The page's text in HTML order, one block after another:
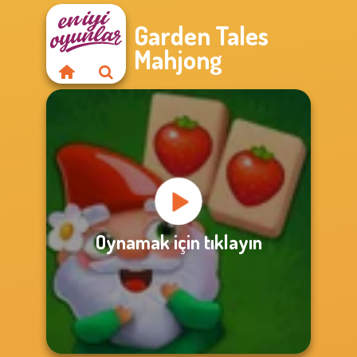
Garden Tales
Mahjong
Oynamak için tıklayın